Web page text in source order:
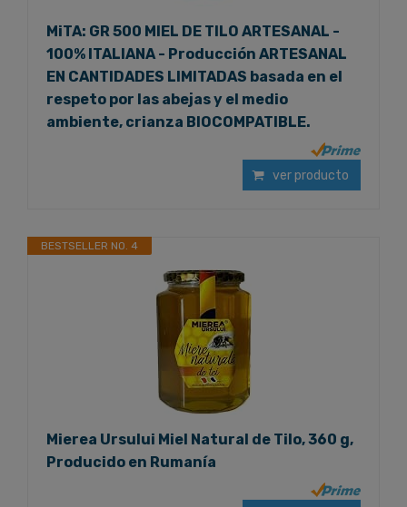
MiTA: GR 500 MIEL DE TILO ARTESANAL -
100% ITALIANA - Producción ARTESANAL
EN CANTIDADES LIMITADAS basada en el
respeto por las abejas y el medio
ambiente, crianza BIOCOMPATIBLE.
ver producto
BESTSELLER NO. 4
Mierea Ursului Miel Natural de Tilo, 360 g,
Producido en Rumanía